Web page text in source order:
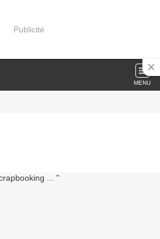
Publicité
MENU